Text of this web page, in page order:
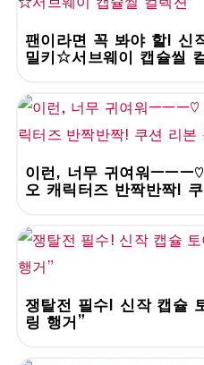
팬이라면 꼭 봐야 할! 신
밀키☆서브웨이 캡슐씰
이런, 너무 귀여워ーー
오 캐릭터즈 반짝반짝!
쟁탈전 필수! 신작 캡슐
링 행거"